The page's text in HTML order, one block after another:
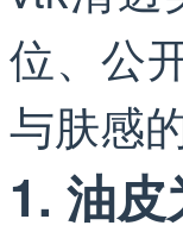
位、公
与肤感
1. 油